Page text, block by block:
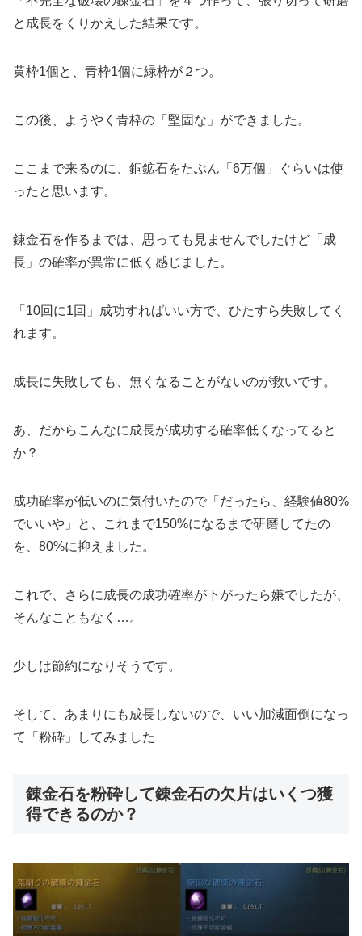
と成長をくりかえした結果です。
黄枠1個と、青枠1個に緑枠が２つ。
この後、ようやく青枠の「堅固な」ができました。
ここまで来るのに、銅鉱石をたぶん「6万個」ぐらいは使
ったと思います。
錬金石を作るまでは、思っても見ませんでしたけど「成
長」の確率が異常に低く感じました。
「10回に1回」成功すればいい方で、ひたすら失敗してく
れます。
成長に失敗しても、無くなることがないのが救いです。
あ、だからこんなに成長が成功する確率低くなってると
か？
成功確率が低いのに気付いたので「だったら、経験値80%
でいいや」と、これまで150%になるまで研磨してたの
を、80%に抑えました。
これで、さらに成長の成功確率が下がったら嫌でしたが、
そんなこともなく…。
少しは節約になりそうです。
そして、あまりにも成長しないので、いい加減面倒になっ
て「粉砕」してみました
錬金石を粉砕して錬金石の欠片はいくつ獲
得できるのか？